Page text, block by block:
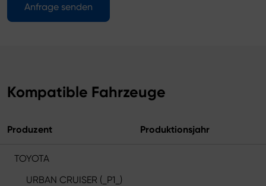
Anfrage senden
Kompatible Fahrzeuge
Produzent Produktionsjahr
TOYOTA
URBAN CRUISER (_P1_)